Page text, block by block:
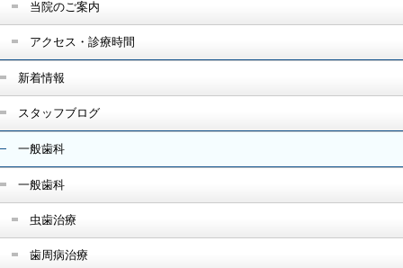
当院のご案内
アクセス・診療時間
新着情報
スタッフブログ
一般歯科
一般歯科
虫歯治療
歯周病治療